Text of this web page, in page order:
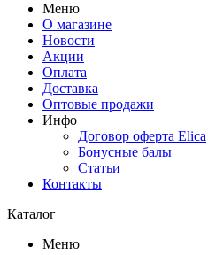
Меню
О магазине
Новости
Акции
Оплата
Доставка
Оптовые продажи
Инфо
Договор оферта Elica
Бонусные балы
Статьи
Контакты
Каталог
Меню